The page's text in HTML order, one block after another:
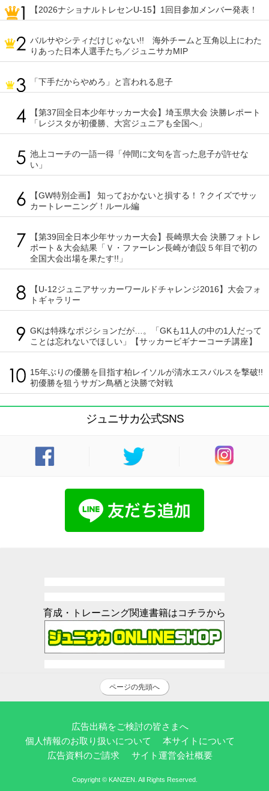
【2026ナショナルトレセンU-15】1回目参加メンバー発表！
バルサやシティだけじゃない!! 海外チームと互角以上にわた
りあった日本人選手たち／ジュニサカMIP
「下手だからやめろ」と言われる息子
【第37回全日本少年サッカー大会】埼玉県大会 決勝レポート
「レジスタが初優勝、大宮ジュニアも全国へ」
池上コーチの一語一得「仲間に文句を言った息子が許せな
い」
【GW特別企画】 知っておかないと損する！？クイズでサッ
カートレーニング！ルール編
【第39回全日本少年サッカー大会】長崎県大会 決勝フォトレ
ポート＆大会結果「Ｖ・ファーレン長崎が創設５年目で初の
全国大会出場を果たす!!」
【U-12ジュニアサッカーワールドチャレンジ2016】大会フォ
トギャラリー
GKは特殊なポジションだが…。「GKも11人の中の1人だって
ことは忘れないでほしい」【サッカービギナーコーチ講座】
15年ぶりの優勝を目指す柏レイソルが清水エスパルスを撃破!!
初優勝を狙うサガン鳥栖と決勝で対戦
ジュニサカ公式SNS
育成・トレーニング関連書籍はコチラから
ページの先頭へ
広告出稿をご検討の皆さまへ
個人情報のお取り扱いについて
本サイトについて
広告資料のご請求
サイト運営会社概要
Copyright © KANZEN. All Rights Reserved.